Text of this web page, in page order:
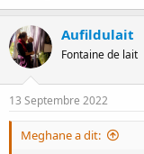
Aufildulait
Fontaine de lait
13 Septembre 2022
Meghane a dit: